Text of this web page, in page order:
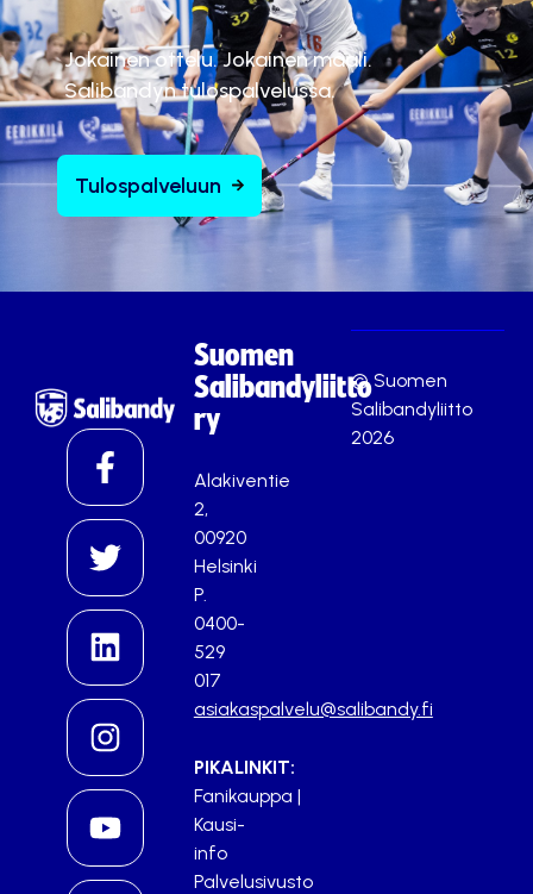
Jokainen ottelu. Jokainen maali.
Salibandyn tulospalvelussa.
Tulospalveluun
Suomen
Salibandyliitto
ry
Alakiventie
2,
00920
Helsinki
P.
0400-
529
017
asiakaspalvelu@salibandy.fi
PIKALINKIT:
Fanikauppa |
Kausi-
info
Palvelusivusto
© Suomen
Salibandyliitto
2026